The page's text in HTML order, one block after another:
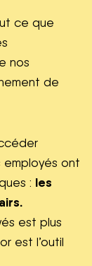
ce que
nos
de
employés ont
: les
est plus
est l’outil